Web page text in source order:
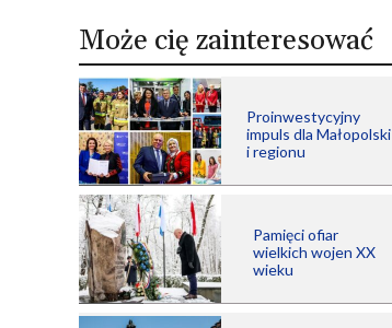
Może cię zainteresować
Proinwestycyjny
impuls dla Małopolski
i regionu
Pamięci ofiar
wielkich wojen XX
wieku